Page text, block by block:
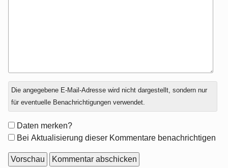
Antwort
zu
Die angegebene E-Mail-Adresse wird nicht dargestellt, sondern nur
für eventuelle Benachrichtigungen verwendet.
Formular-
Optionen
Daten merken?
Bei Aktualisierung dieser Kommentare benachrichtigen